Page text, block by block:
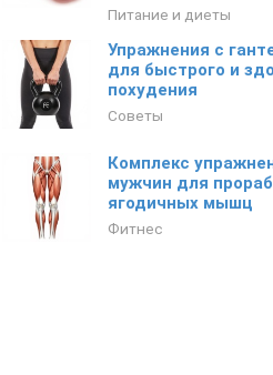
Питание и диеты
Упражнения c
для быстрого и
похудения
Советы
Комплекс
мужчин для
ягодичных мышц
Фитнес